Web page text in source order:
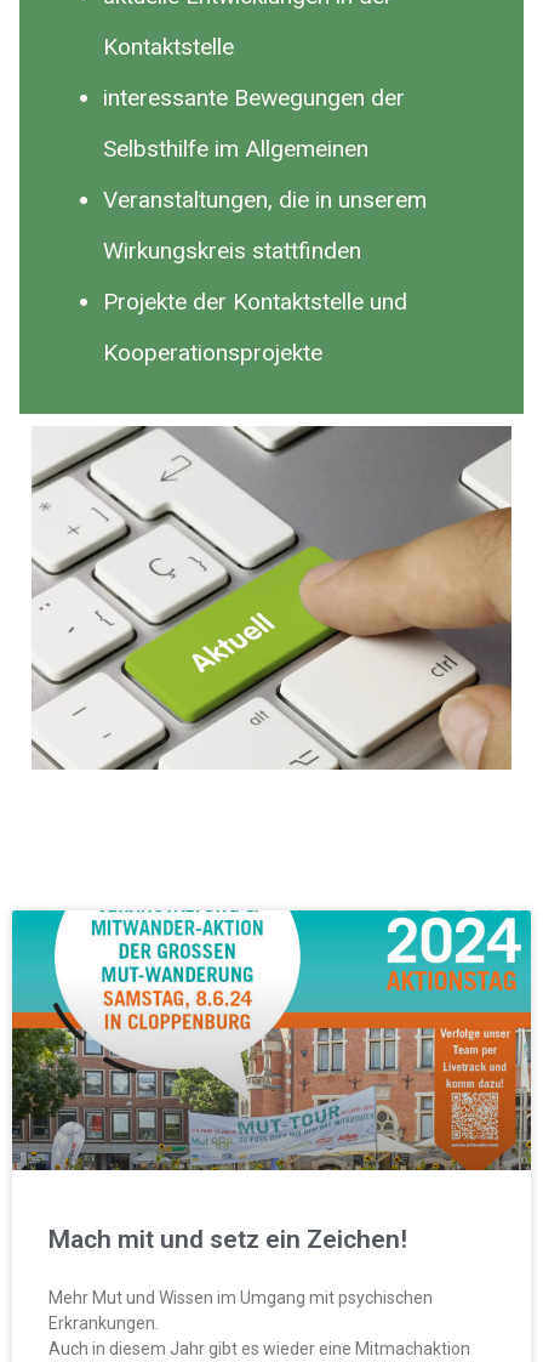
Kontaktstelle
interessante Bewegungen der
Selbsthilfe im Allgemeinen
Veranstaltungen, die in unserem
Wirkungskreis stattfinden
Projekte der Kontaktstelle und
Kooperationsprojekte
Mach mit und setz ein Zeichen!
Mehr Mut und Wissen im Umgang mit psychischen
Erkrankungen.
Auch in diesem Jahr gibt es wieder eine Mitmachaktion